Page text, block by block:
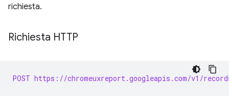
richiesta.
Richiesta HTTP
POST https://chromeuxreport.googleapis.com/v1/